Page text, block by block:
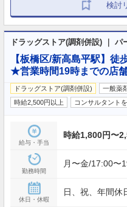
検討
ドラッグストア(調剤併設) ｜ パ
【板橋区/新高島平駅】
★営業時間19時までの店舗
ドラッグストア(調剤併設) 一般薬
時給2,500円以上
コンサルタント
給与・手当
時給1,800円〜
勤務時間
月〜金/17:00〜
休日・休暇
日、祝、年間休